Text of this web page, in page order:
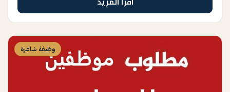
وظيفة شاغرة